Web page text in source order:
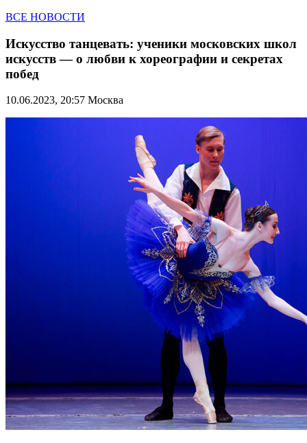
ВСЕ НОВОСТИ
Искусство танцевать: ученики московских школ
искусств — о любви к хореографии и секретах
побед
10.06.2023, 20:57 Москва